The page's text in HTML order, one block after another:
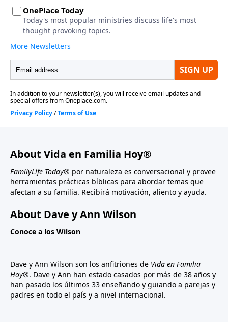
About Vida en Familia Hoy®
FamilyLife Today® por naturaleza es conversacional y provee
herramientas prácticas bíblicas para abordar temas que
afectan a su familia. Recibirá motivación, aliento y ayuda.
About Dave y Ann Wilson
Conoce a los Wilson
Dave y Ann Wilson son los anfitriones de Vida en Familia
Hoy®. Dave y Ann han estado casados por más de 38 años y
han pasado los últimos 33 enseñando y guiando a parejas y
padres en todo el país y a nivel internacional.